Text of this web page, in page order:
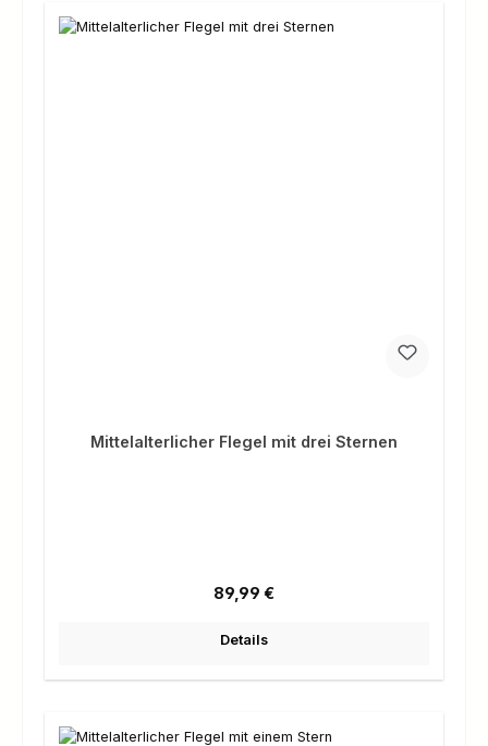
Mittelalterlicher Flegel mit drei Sternen
Regulärer Preis:
89,99 €
Details